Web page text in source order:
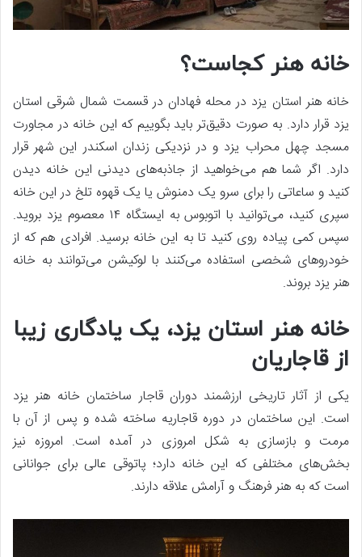
خانه هنر کجاست؟
خانه هنر استان یزد در محله فهادان در قسمت شمال شرقی استان
یزد قرار دارد. به صورت دقیق‌تر باید بگوییم که این خانه در مجاورت
مسجد چهل محراب یزد و در نزدیکی زندان اسکندر این شهر قرار
دارد. اگر شما هم می‌خواهید از جاذبه‌های دیدنی این خانه دیدن
کنید و ساعاتی را برای سرو یک دمنوش یا یک قهوه تلخ در این خانه
سپری کنید، می‌توانید با اتوبوس به ایستگاه ۱۴ معصوم یزد بروید.
سپس کمی پیاده روی کنید تا به این خانه برسید. افرادی هم که از
خودروهای شخصی استفاده می‌کنند با لوکیشن می‌توانند به خانه
هنر یزد بروند.
خانه هنر استان یزد، یک یادگاری زیبا
از قاجاریان
یکی از آثار تاریخی ارزشمند دوران قاجار ساختمان خانه هنر یزد
است. این ساختمان در دوره قاجاریه ساخته شده و پس از آن با
مرمت و بازسازی به شکل امروزی در آمده است. امروزه نیز
بخش‌های مختلفی که این خانه دارد؛ پاتوقی عالی برای جوانانی
است که به هنر فرهنگ و آرامش علاقه دارند.